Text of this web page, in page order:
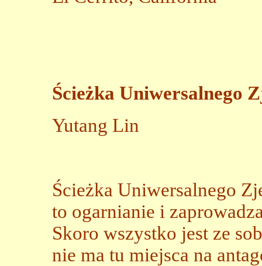
Ścieżka Uniwersalnego
Yutang Lin
Ścieżka Uniwersalnego
to ogarnianie i
Skoro wszystko jest ze
nie ma tu miejsca na